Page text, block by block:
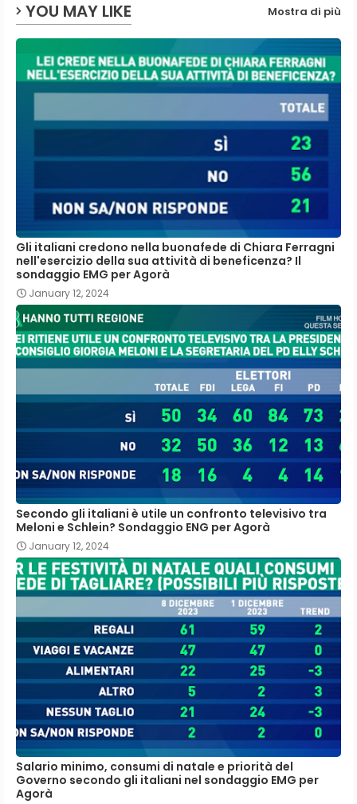
YOU MAY LIKE Mostra di più
Gli italiani credono nella buonafede di Chiara Ferragni
nell'esercizio della sua attività di beneficenza? Il
sondaggio EMG per Agorà
January 12, 2024
Secondo gli italiani è utile un confronto televisivo tra
Meloni e Schlein? Sondaggio ENG per Agorà
January 12, 2024
Salario minimo, consumi di natale e priorità del
Governo secondo gli italiani nel sondaggio EMG per
Agorà